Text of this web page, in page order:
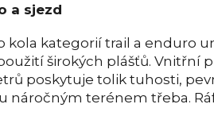
a sjezd
kola kategorií trail a enduro
širokých plášťů. Vnitřní
poskytuje tolik tuhosti,
náročným terénem třeba.